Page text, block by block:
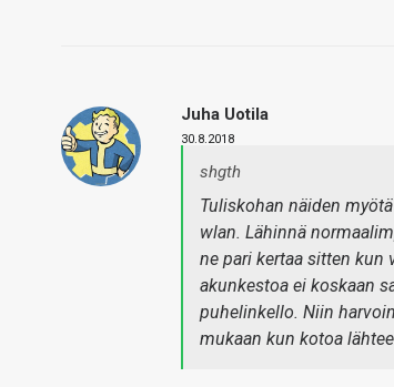
Juha Uotila
30.8.2018
shgth
Tuliskohan näiden
wlan. Lähinnä
ne pari kertaa sitten kun
akunkestoa ei koskaan
puhelinkello. Niin
mukaan kun kotoa